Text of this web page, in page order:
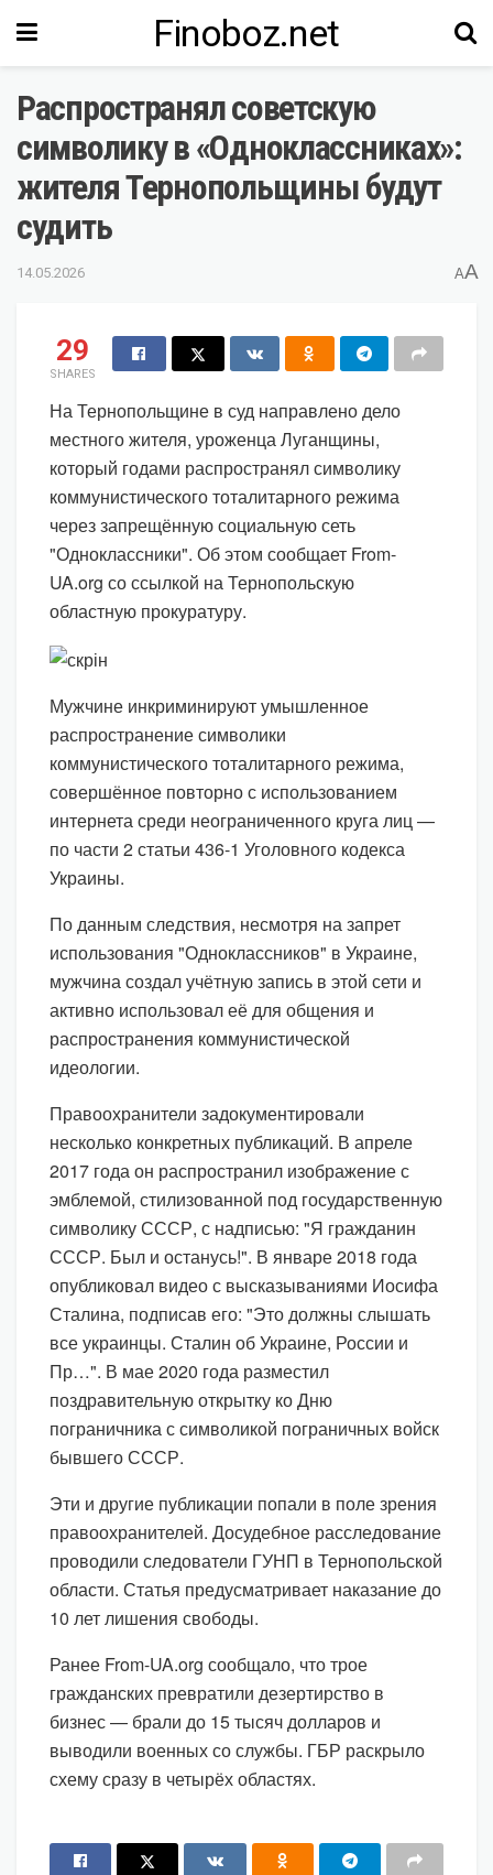
Finoboz.net
Распространял советскую
символику в «Одноклассниках»:
жителя Тернопольщины будут
судить
14.05.2026 AA
29
SHARES
На Тернопольщине в суд направлено дело
местного жителя, уроженца Луганщины,
который годами распространял символику
коммунистического тоталитарного режима
через запрещённую социальную сеть
"Одноклассники". Об этом сообщает From-
UA.org со ссылкой на Тернопольскую
областную прокуратуру.
Мужчине инкриминируют умышленное
распространение символики
коммунистического тоталитарного режима,
совершённое повторно с использованием
интернета среди неограниченного круга лиц —
по части 2 статьи 436-1 Уголовного кодекса
Украины.
По данным следствия, несмотря на запрет
использования "Одноклассников" в Украине,
мужчина создал учётную запись в этой сети и
активно использовал её для общения и
распространения коммунистической
идеологии.
Правоохранители задокументировали
несколько конкретных публикаций. В апреле
2017 года он распространил изображение с
эмблемой, стилизованной под государственную
символику СССР, с надписью: "Я гражданин
СССР. Был и останусь!". В январе 2018 года
опубликовал видео с высказываниями Иосифа
Сталина, подписав его: "Это должны слышать
все украинцы. Сталин об Украине, России и
Пр…". В мае 2020 года разместил
поздравительную открытку ко Дню
пограничника с символикой пограничных войск
бывшего СССР.
Эти и другие публикации попали в поле зрения
правоохранителей. Досудебное расследование
проводили следователи ГУНП в Тернопольской
области. Статья предусматривает наказание до
10 лет лишения свободы.
Ранее From-UA.org сообщало, что трое
гражданских превратили дезертирство в
бизнес — брали до 15 тысяч долларов и
выводили военных со службы. ГБР раскрыло
схему сразу в четырёх областях.